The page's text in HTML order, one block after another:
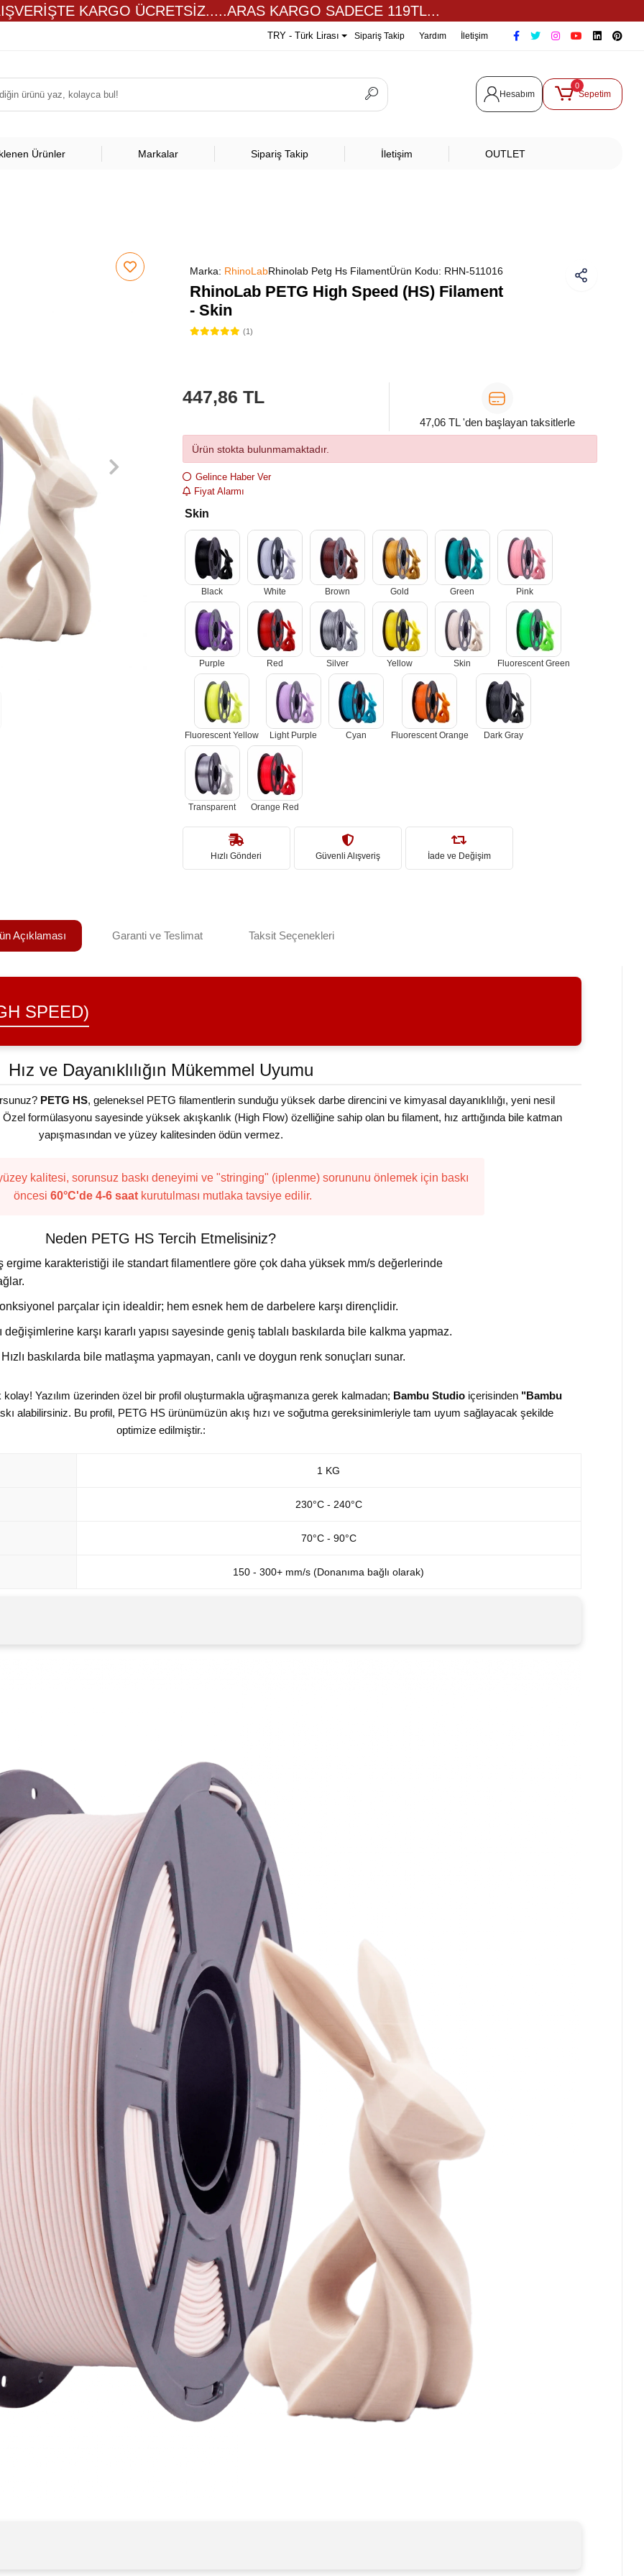
KARGO ÜCRETSİZ.....ARAS KARGO SADECE 119TL...
TRY - Türk Lirası Sipariş Takip Yardım İletişim
Hesabım
0
Sepetim
Ürünler Markalar Sipariş Takip İletişim OUTLET
Marka: RhinoLabRhinolab Petg Hs FilamentÜrün Kodu: RHN-511016
RhinoLab PETG High Speed (HS) Filament
- Skin
(1)
447,86 TL
47,06 TL 'den başlayan taksitlerle
Ürün stokta bulunmamaktadır.
Gelince Haber Ver
Fiyat Alarmı
Skin
Black White Brown Gold Green Pink
Purple Red Silver Yellow Skin Fluorescent Green
Fluorescent Yellow Light Purple Cyan Fluorescent Orange Dark Gray
Transparent Orange Red
Hızlı Gönderi Güvenli Alışveriş İade ve Değişim
Açıklaması Garanti ve Teslimat Taksit Seçenekleri
SPEED)
Hız ve Dayanıklılığın Mükemmel Uyumu
PETG HS, geleneksel PETG filamentlerin sunduğu yüksek darbe direncini ve kimyasal dayanıklılığı, yeni nesil
formülasyonu sayesinde yüksek akışkanlık (High Flow) özelliğine sahip olan bu filament, hız arttığında bile katman
yapışmasından ve yüzey kalitesinden ödün vermez.
kalitesi, sorunsuz baskı deneyimi ve "stringing" (iplenme) sorununu önlemek için baskı
öncesi 60°C'de 4-6 saatkurutulması mutlaka tavsiye edilir.
Neden PETG HS Tercih Etmelisiniz?
karakteristiği ile standart filamentlere göre çok daha yüksek mm/s değerlerinde
parçalar için idealdir; hem esnek hem de darbelere karşı dirençlidir.
değişimlerine karşı kararlı yapısı sayesinde geniş tablalı baskılarda bile kalkma yapmaz.
baskılarda bile matlaşma yapmayan, canlı ve doygun renk sonuçları sunar.
Yazılım üzerinden özel bir profil oluşturmakla uğraşmanıza gerek kalmadan; Bambu Studioiçerisinden "Bambu
alabilirsiniz. Bu profil, PETG HS ürünümüzün akış hızı ve soğutma gereksinimleriyle tam uyum sağlayacak şekilde
optimize edilmiştir.:
1 KG
230°C - 240°C
70°C - 90°C
150 - 300+ mm/s (Donanıma bağlı olarak)